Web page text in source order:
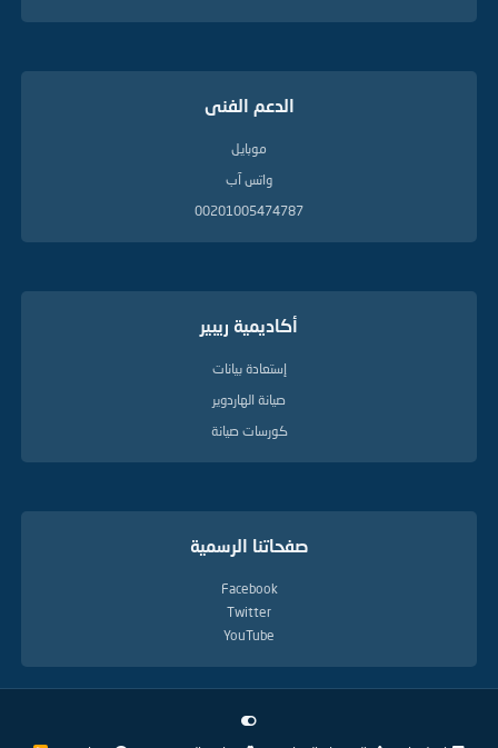
الدعم الفنى
موبايل
واتس آب
00201005474787
أكاديمية ريبير
إستعادة بيانات
صيانة الهاردوير
كورسات صيانة
صفحاتنا الرسمية
Facebook
Twitter
YouTube